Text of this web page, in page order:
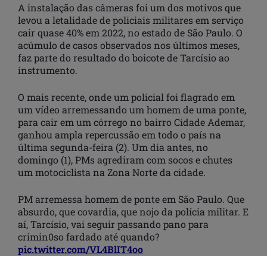
A instalação das câmeras foi um dos motivos que
levou a letalidade de policiais militares em serviço
cair quase 40% em 2022, no estado de São Paulo. O
acúmulo de casos observados nos últimos meses,
faz parte do resultado do boicote de Tarcísio ao
instrumento.
O mais recente, onde um policial foi flagrado em
um vídeo arremessando um homem de uma ponte,
para cair em um córrego no bairro Cidade Ademar,
ganhou ampla repercussão em todo o país na
última segunda-feira (2). Um dia antes, no
domingo (1), PMs agrediram com socos e chutes
um motociclista na Zona Norte da cidade.
PM arremessa homem de ponte em São Paulo. Que
absurdo, que covardia, que nojo da polícia militar. E
aí, Tarcísio, vai seguir passando pano para
crimin0so fardado até quando?
pic.twitter.com/VL4BlIT4oo